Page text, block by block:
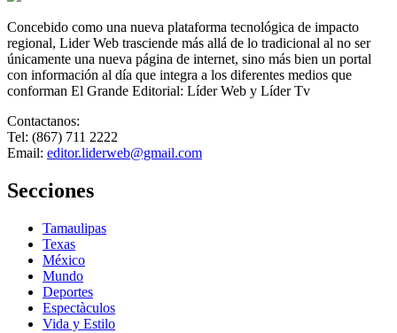
los
Panamericanos
Concebido como una nueva plataforma tecnológica de impacto
regional, Lider Web trasciende más allá de lo tradicional al no ser
únicamente una nueva página de internet, sino más bien un portal
con información al día que integra a los diferentes medios que
conforman El Grande Editorial: Líder Web y Líder Tv
Contactanos:
Tel: (867) 711 2222
Email: editor.liderweb@gmail.com
Secciones
Tamaulipas
Texas
México
Mundo
Deportes
Espectàculos
Vida y Estilo